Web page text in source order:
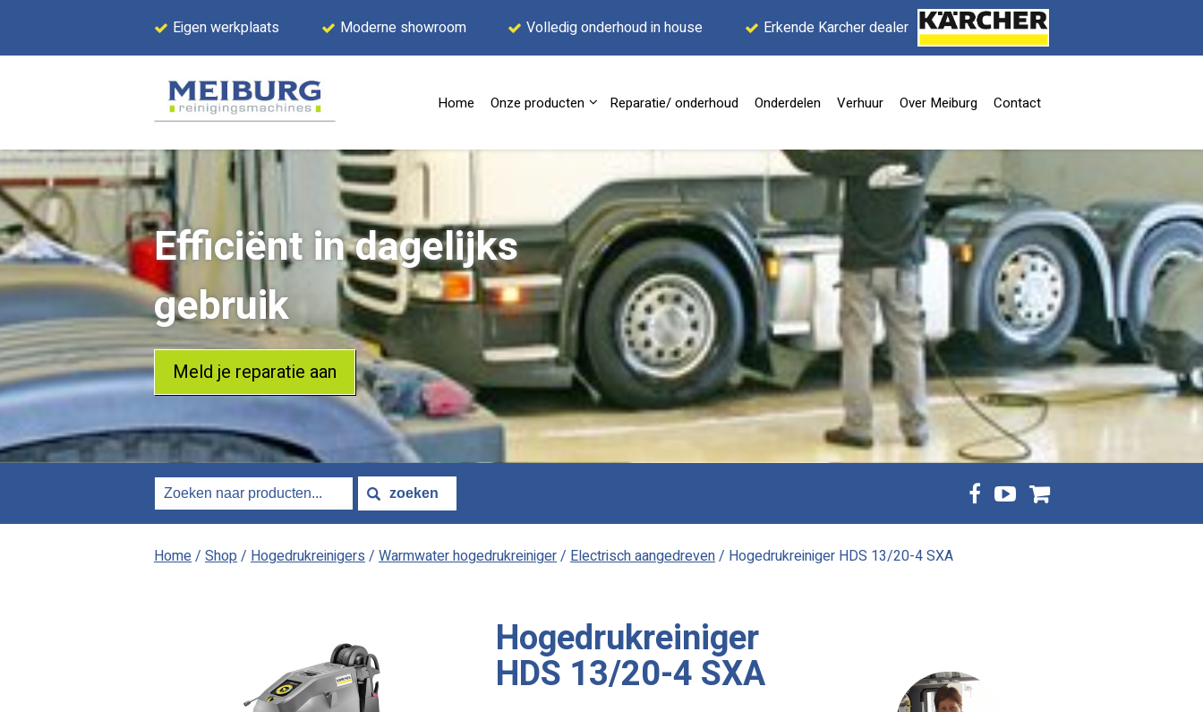
Eigen werkplaats Moderne showroom Volledig onderhoud in house Erkende Karcher dealer
Home Onze producten Reparatie/ onderhoud Onderdelen Verhuur Over Meiburg Contact
Efficiënt in dagelijks
gebruik
Meld je reparatie aan
Home/ Shop/ Hogedrukreinigers/ Warmwater hogedrukreiniger/ Electrisch aangedreven/ Hogedrukreiniger HDS 13/20-4 SXA
Hogedrukreiniger
HDS 13/20-4 SXA